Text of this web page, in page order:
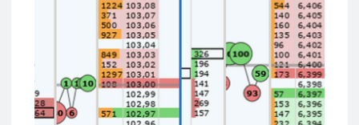
Кластера с вариантами настроек
и отображения.
Возможность добавления поводырей
в торговый стакан.
Автоматическое и ручное выставление
стоп-лосса и тейк-профита.
Снятие и выставление заявок